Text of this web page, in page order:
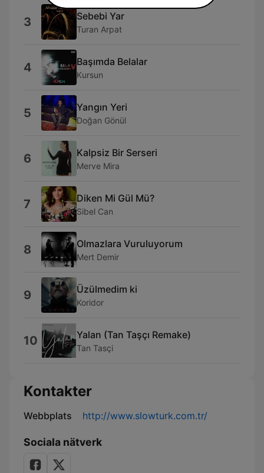
3 Sebebi Yar
Turan Arpat
4 Başımda Belalar
Kursun
5 Yangın Yeri
Doğan Gönül
6 Kalpsiz Bir Serseri
Merve Mira
7 Diken Mi Gül Mü?
Sibel Can
8 Olmazlara Vuruluyorum
Mert Demir
9 Üzülmedim ki
Koridor
10 Yalan (Tan Taşçı Remake)
Tan Tasçi
Kontakter
Webbplats http://www.slowturk.com.tr/
Sociala nätverk